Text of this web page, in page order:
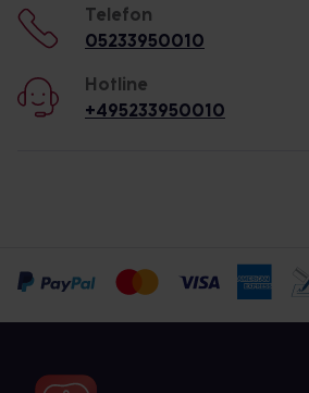
Telefon
05233950010
Hotline
+495233950010